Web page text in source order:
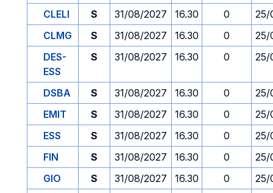
CLELI
S 31/08/2027 16.30 0
25/
CLMG
S 31/08/2027 16.30 0
25/
DES-
ESS
S 31/08/2027 16.30 0 25/
DSBA S 31/08/2027 16.30 0
25/
EMIT
S 31/08/2027 16.30 0
25/
ESS
S 31/08/2027 16.30 0
25/
FIN
S 31/08/2027 16.30 0
25/
GIO
S 31/08/2027 16.30 0
25/